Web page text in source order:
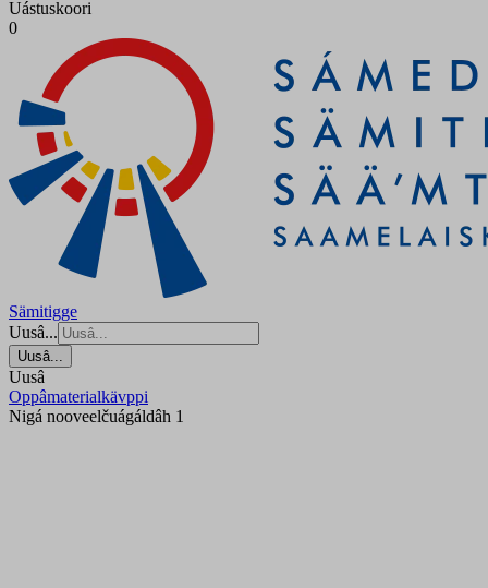
Uástuskoori
0
Sämitigge
Uusâ...
Uusâ...
Uusâ
Oppâmaterialkävppi
Nigá nooveelčuágáldâh 1